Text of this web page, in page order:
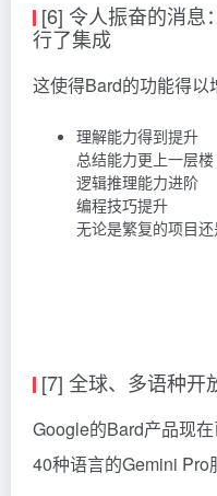
[6] 令人振奋的消息
行了集成
这使得Bard的功能得以
理解能力得到提升
总结能力更上一层楼
逻辑推理能力进阶
编程技巧提升
无论是繁复的项目还
[7] 全球、多语种开
Google的Bard产品现
40种语言的Gemini Pro